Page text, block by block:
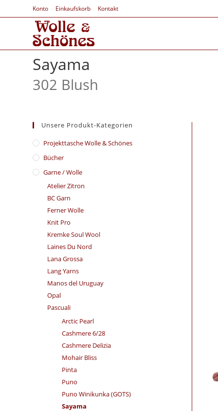
Konto Einkaufskorb Kontakt
Sayama
302 Blush
Unsere Produkt-Kategorien
​Projekttasche Wolle & Schönes
Bücher
Garne / Wolle
Atelier Zitron
BC Garn
Ferner Wolle
Knit Pro
Kremke Soul Wool
Laines Du Nord
Lana Grossa
Lang Yarns
Manos del Uruguay
Opal
Pascuali
Arctic Pearl
Cashmere 6/28
Cashmere Delizia
Mohair Bliss
Pinta
Puno
Puno Winikunka (GOTS)
Sayama